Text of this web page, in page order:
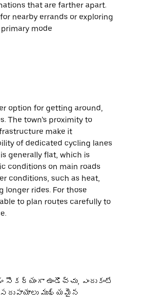
that are farther apart.
nearby errands or exploring
mode
option for getting around,
The town’s proximity to
make it
of dedicated cycling lanes
generally flat, which is
conditions on main roads
conditions, such as heat,
longer rides. For those
to plan routes carefully to
ఉండొచ్చు, ఎందుకంటే
ముఖ్యమైన